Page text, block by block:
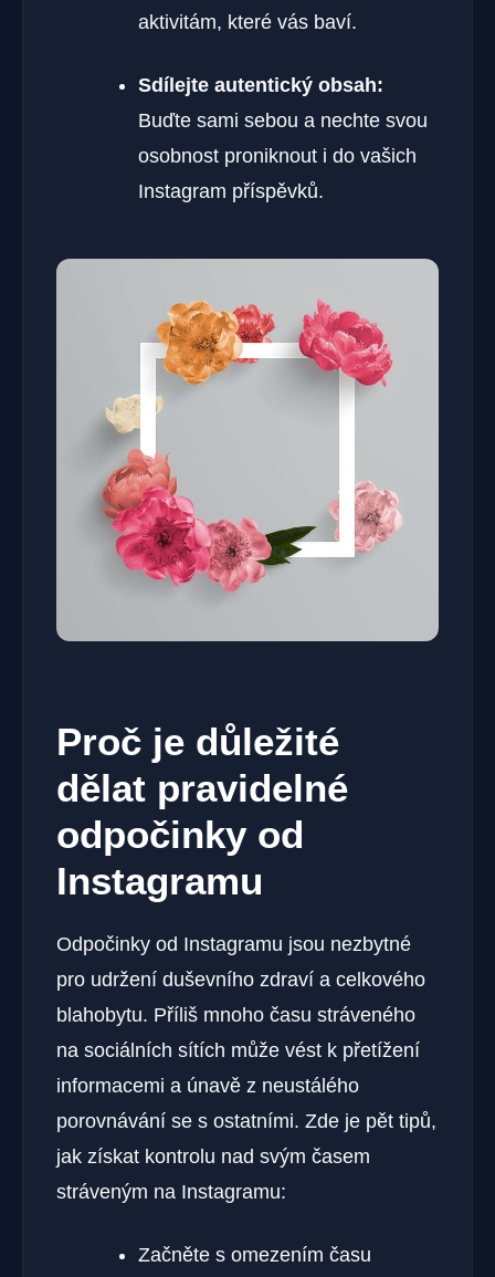
aktivitám, které vás baví.
Sdílejte autentický obsah:
Buďte sami sebou a nechte svou
osobnost proniknout i do vašich
Instagram příspěvků.
Proč je důležité
dělat pravidelné
odpočinky od
Instagramu
Odpočinky od Instagramu jsou nezbytné
pro udržení duševního zdraví a celkového
blahobytu. Příliš mnoho času stráveného
na sociálních sítích může vést k přetížení
informacemi a únavě z neustálého
porovnávání se s ostatními. Zde je pět tipů,
jak získat kontrolu nad svým časem
stráveným na Instagramu:
Začněte s omezením času